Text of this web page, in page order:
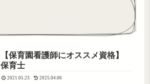
【保育園看護師にオススメ資格】
保育士
2021.05.23 2025.04.06